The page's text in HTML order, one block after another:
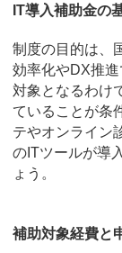
IT導入補助金の
制度の目的は、
効率化やDX推
対象となるわけ
ていることが条
テやオンライン
のITツールが導
ょう。
補助対象経費と